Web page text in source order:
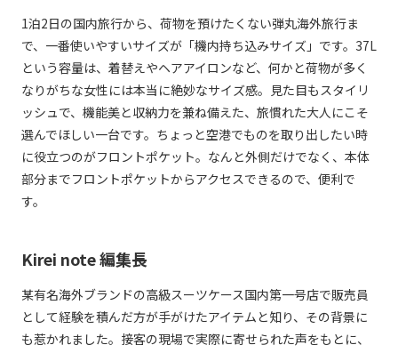
1泊2日の国内旅行から、荷物を預けたくない弾丸海外旅行ま
で、一番使いやすいサイズが「機内持ち込みサイズ」です。37L
という容量は、着替えやヘアアイロンなど、何かと荷物が多く
なりがちな女性には本当に絶妙なサイズ感。見た目もスタイリ
ッシュで、機能美と収納力を兼ね備えた、旅慣れた大人にこそ
選んでほしい一台です。ちょっと空港でものを取り出したい時
に役立つのがフロントポケット。なんと外側だけでなく、本体
部分までフロントポケットからアクセスできるので、便利で
す。
Kirei note 編集長
某有名海外ブランドの高級スーツケース国内第一号店で販売員
として経験を積んだ方が手がけたアイテムと知り、その背景に
も惹かれました。接客の現場で実際に寄せられた声をもとに、